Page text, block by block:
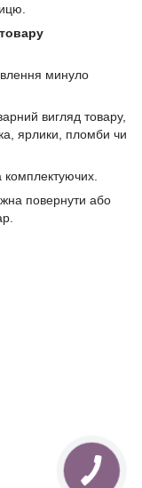
минуло
вигляд товару,
ярлики, пломби чи
повернути або